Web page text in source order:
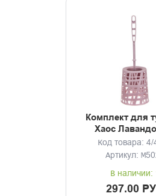
Комплект для
Хаос
Код товара: 4/
Артикул:
В наличии:
297.00